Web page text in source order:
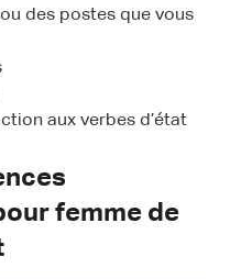
des postes que vous
aux verbes d’état
femme de